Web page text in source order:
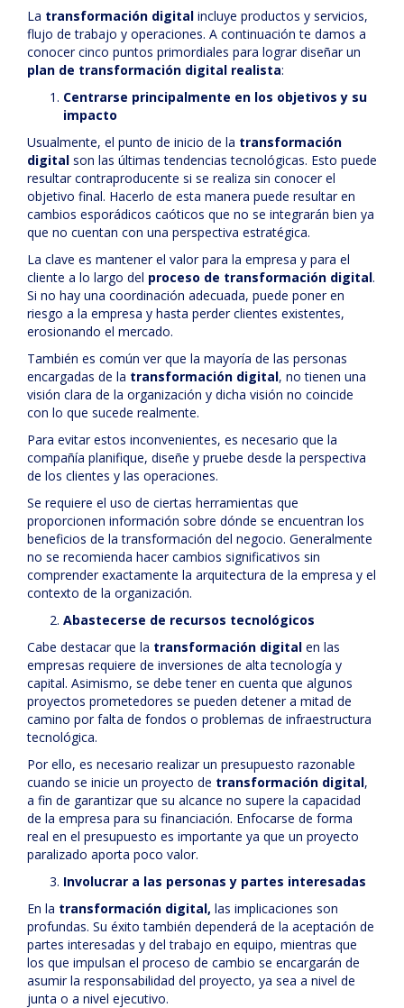
La transformación digital incluye productos y servicios,
flujo de trabajo y operaciones. A continuación te damos a
conocer cinco puntos primordiales para lograr diseñar un
plan de transformación digital realista:
Centrarse principalmente en los objetivos y su
impacto
Usualmente, el punto de inicio de la transformación
digital son las últimas tendencias tecnológicas. Esto puede
resultar contraproducente si se realiza sin conocer el
objetivo final. Hacerlo de esta manera puede resultar en
cambios esporádicos caóticos que no se integrarán bien ya
que no cuentan con una perspectiva estratégica.
La clave es mantener el valor para la empresa y para el
cliente a lo largo del proceso de transformación digital.
Si no hay una coordinación adecuada, puede poner en
riesgo a la empresa y hasta perder clientes existentes,
erosionando el mercado.
También es común ver que la mayoría de las personas
encargadas de la transformación digital, no tienen una
visión clara de la organización y dicha visión no coincide
con lo que sucede realmente.
Para evitar estos inconvenientes, es necesario que la
compañía planifique, diseñe y pruebe desde la perspectiva
de los clientes y las operaciones.
Se requiere el uso de ciertas herramientas que
proporcionen información sobre dónde se encuentran los
beneficios de la transformación del negocio. Generalmente
no se recomienda hacer cambios significativos sin
comprender exactamente la arquitectura de la empresa y el
contexto de la organización.
Abastecerse de recursos tecnológicos
Cabe destacar que la transformación digital en las
empresas requiere de inversiones de alta tecnología y
capital. Asimismo, se debe tener en cuenta que algunos
proyectos prometedores se pueden detener a mitad de
camino por falta de fondos o problemas de infraestructura
tecnológica.
Por ello, es necesario realizar un presupuesto razonable
cuando se inicie un proyecto de transformación digital,
a fin de garantizar que su alcance no supere la capacidad
de la empresa para su financiación. Enfocarse de forma
real en el presupuesto es importante ya que un proyecto
paralizado aporta poco valor.
Involucrar a las personas y partes interesadas
En la transformación digital, las implicaciones son
profundas. Su éxito también dependerá de la aceptación de
partes interesadas y del trabajo en equipo, mientras que
los que impulsan el proceso de cambio se encargarán de
asumir la responsabilidad del proyecto, ya sea a nivel de
junta o a nivel ejecutivo.